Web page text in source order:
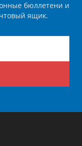
бюллетени и
ящик.